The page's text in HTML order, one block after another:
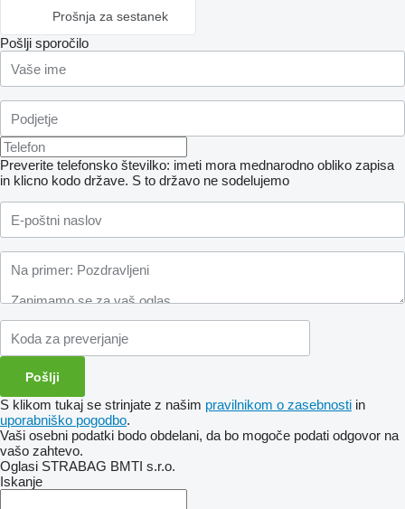
Prošnja za sestanek
Pošlji sporočilo
Preverite telefonsko številko: imeti mora mednarodno obliko zapisa
in klicno kodo države. S to državo ne sodelujemo
S klikom tukaj se strinjate z našim pravilnikom o zasebnosti in
uporabniško pogodbo.
Vaši osebni podatki bodo obdelani, da bo mogoče podati odgovor na
vašo zahtevo.
Oglasi STRABAG BMTI s.r.o.
Iskanje